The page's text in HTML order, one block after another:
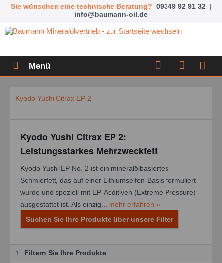
Sie wünschen eine technische Beratung? 09349 92 91 32 |
info@baumann-oil.de
Menü
Kyodo Yushi Citrax EP 2
Kyodo Yushi Citrax EP 2:
Leistungsstarkes Mehrzweckfett
Kyodo Yushi EP No. 2 ist ein mineralölbasiertes
Schmierfett, das auf einer Lithiumseifen-Basis formuliert
wurde und speziell mit EP-Additiven (Extreme Pressure)
ausgestattet ist. Als einzig... mehr erfahren »
Suchen Sie Ihre Produkte über unsere Filter
Filtern Sie Ihre Produkte